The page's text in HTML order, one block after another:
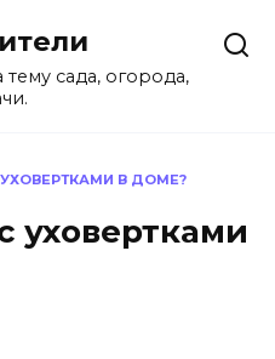
сада, огорода,
В ДОМЕ?
уховертками